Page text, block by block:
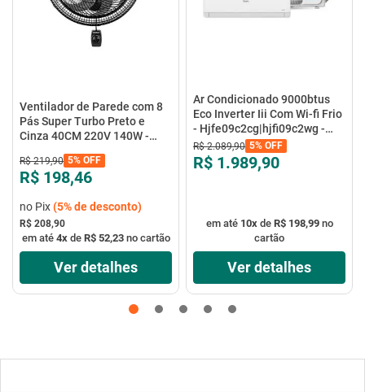
Ventilador de Parede com 8
Pás Super Turbo Preto e
Cinza 40CM 220V 140W -
R$ 219,90 5% OFF
R$ 198,46
no Pix(5%de desconto)
R$ 208,90
em até 4xde R$ 52,23no cartão
Ver detalhes
Ar Condicionado 9000btus
Eco Inverter Iii Com Wi-fi Frio
- Hjfe09c2cg|hjfi09c2wg -
Elgin
R$ 2.089,90 5% OFF
R$ 1.989,90
em até 10xde R$ 198,99no
cartão
Ver detalhes